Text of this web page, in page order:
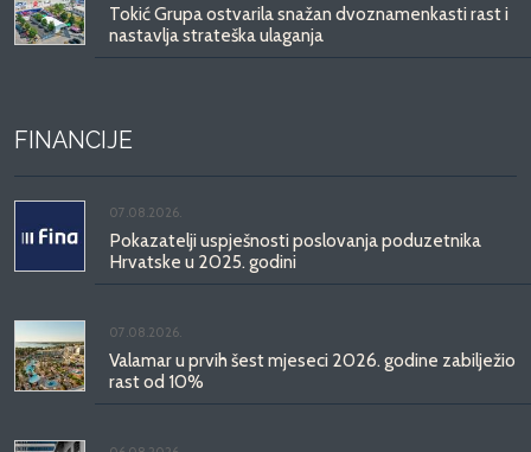
Tokić Grupa ostvarila snažan dvoznamenkasti rast i
nastavlja strateška ulaganja
FINANCIJE
07.08.2026.
Pokazatelji uspješnosti poslovanja poduzetnika
Hrvatske u 2025. godini
07.08.2026.
Valamar u prvih šest mjeseci 2026. godine zabilježio
rast od 10%